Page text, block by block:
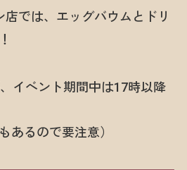
では、エッグバウムとドリ
イベント期間中は17時以降
あるので要注意）